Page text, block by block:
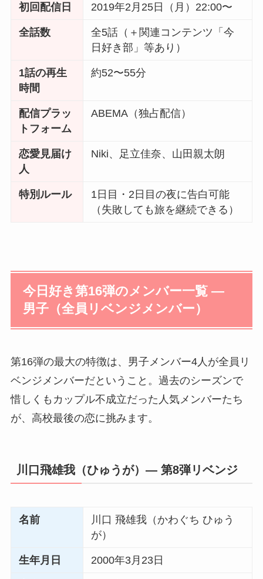
初回配信日 2019年2月25日（月）22:00〜
全話数
全5話（＋関連コンテンツ「今
日好き部」等あり）
1話の再生
時間
約52〜55分
配信プラッ
トフォーム
ABEMA（独占配信）
恋愛見届け
人
Niki、足立佳奈、山田親太朗
特別ルール
1日目・2日目の夜に告白可能
（失敗しても旅を継続できる）
今日好き第16弾のメンバー一覧 ―
男子（全員リベンジメンバー）
第16弾の最大の特徴は、男子メンバー4人が全員リ
ベンジメンバーだということ。過去のシーズンで
惜しくもカップル不成立だった人気メンバーたち
が、高校最後の恋に挑みます。
川口飛雄我（ひゅうが）― 第8弾リベンジ
名前
川口 飛雄我（かわぐち ひゅう
が）
生年月日 2000年3月23日